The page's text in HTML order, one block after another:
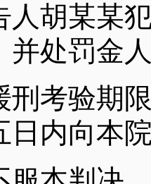
某某犯
并处罚金
验期限
日内向本